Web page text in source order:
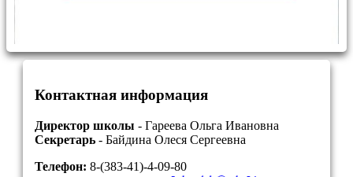
Контактная информация
Директор школы - Гареева Ольга Ивановна
Секретарь - Байдина Олеся Сергеевна
Телефон: 8-(383-41)-4-09-80